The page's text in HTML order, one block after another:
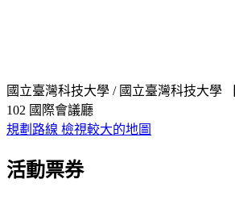
國立臺灣科技大學 / 國立臺灣科技大學
102 國際會議廳
規劃路線 檢視較大的地圖
活動票券